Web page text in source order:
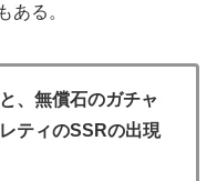
ある。
、無償石のガチャ
ティのSSRの出現